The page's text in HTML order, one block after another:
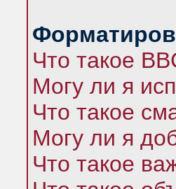
Что такое
Могу ли я
Что такое
Могу ли я
Что такое